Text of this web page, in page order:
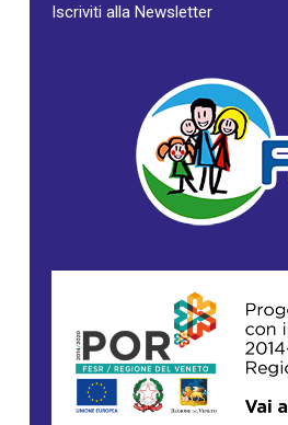
Iscriviti alla Newsletter